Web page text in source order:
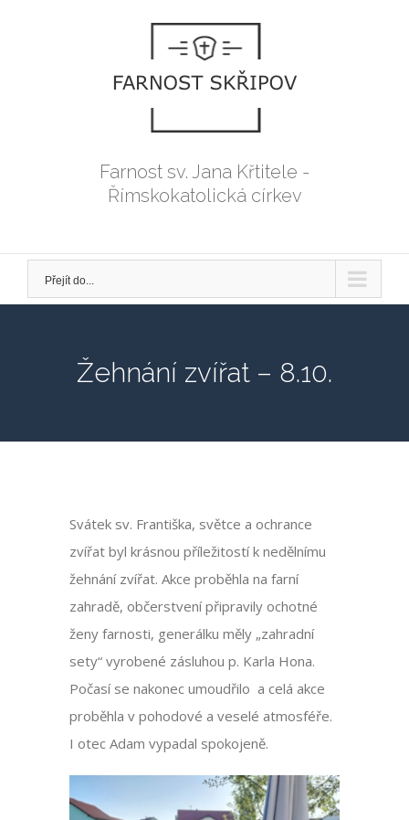
Farnost sv. Jana Křtitele -
Římskokatolická církev
Přejít do...
Žehnání zvířat – 8.10.
Svátek sv. Františka, světce a ochrance
zvířat byl krásnou příležitostí k nedělnímu
žehnání zvířat. Akce proběhla na farní
zahradě, občerstvení připravily ochotné
ženy farnosti, generálku měly „zahradní
sety“ vyrobené zásluhou p. Karla Hona.
Počasí se nakonec umoudřilo a celá akce
proběhla v pohodové a veselé atmosféře.
I otec Adam vypadal spokojeně.